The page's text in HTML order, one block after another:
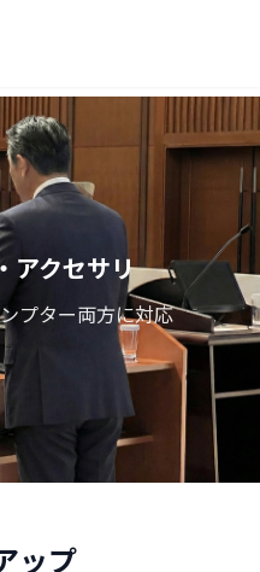
アクセサリ
プター両方に対応
ップ